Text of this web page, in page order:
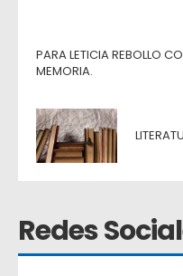
PARA LETICIA REBOLLO
MEMORIA.
Redes